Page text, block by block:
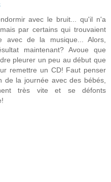
avec le bruit... qu'il n'a
par certains qui trouvaient
avec de la musique... Alors,
maintenant? Avoue que
pleurer un peu au début que
remettre un CD! Faut penser
la journée avec des bébés,
très vite et se défonts